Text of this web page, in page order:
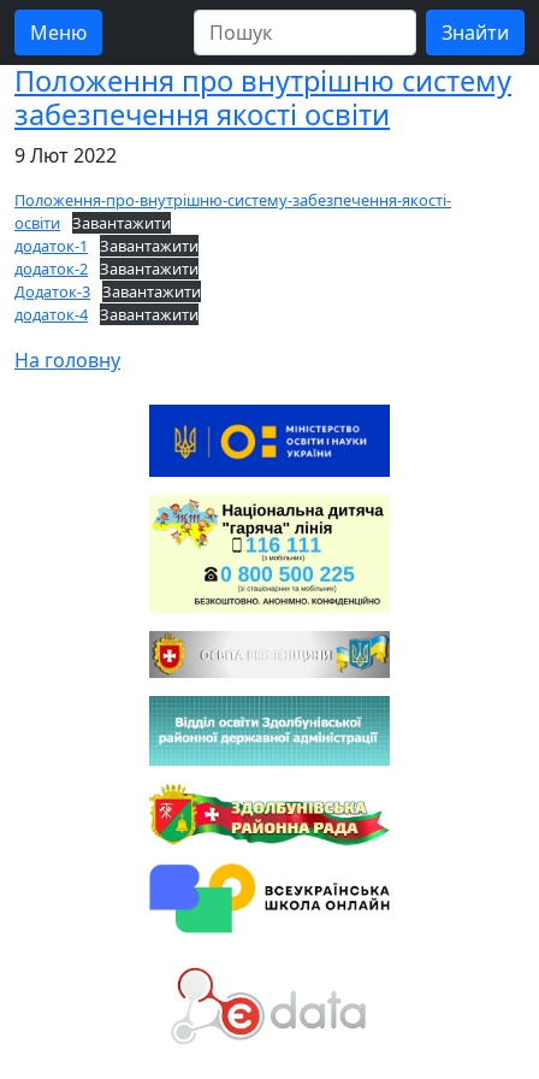
Меню
Положення про внутрішню систему
забезпечення якості освіти
9 Лют 2022
Положення-про-внутрішню-систему-забезпечення-якості-
освіти Завантажити
додаток-1
Завантажити
додаток-2 Завантажити
Додаток-3 Завантажити
додаток-4 Завантажити
На головну